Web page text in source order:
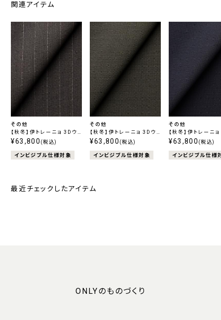
関連アイテム
その他
【秋冬】伊トレーニョ 3Dウ
ールハイパーストレッチ ブ
¥63,800 (税込)
インビジブル仕様対象
その他
【秋冬】伊トレーニョ 3Dウ
ールハイパーストレッチ グ
¥63,800 (税込)
インビジブル仕様対象
その他
【秋冬】伊トレーニ
ールハイパーストレ
¥63,800 (税込)
インビジブル仕様
最近チェックしたアイテム
ONLYのものづくり